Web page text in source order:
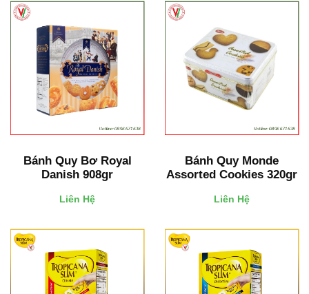
Bánh Quy Bơ Royal
Danish 908gr
Liên Hệ
Bánh Quy Monde
Assorted Cookies 320gr
Liên Hệ